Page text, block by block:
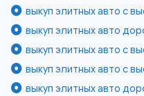
выкуп элитных авто с
выкуп элитных авто
выкуп элитных авто с
выкуп элитных авто с
выкуп элитных авто